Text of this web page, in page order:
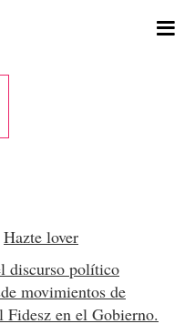
Hazte lover